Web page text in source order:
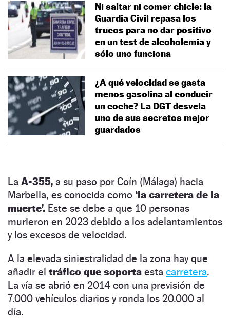
Ni saltar ni comer chicle: la
Guardia Civil repasa los
trucos para no dar positivo
en un test de alcoholemia y
sólo uno funciona
¿A qué velocidad se gasta
menos gasolina al conducir
un coche? La DGT desvela
uno de sus secretos mejor
guardados
La A-355, a su paso por Coín (Málaga) hacia
Marbella, es conocida como ‘la carretera de la
muerte’. Este se debe a que 10 personas
murieron en 2023 debido a los adelantamientos
y los excesos de velocidad.
A la elevada siniestralidad de la zona hay que
añadir el tráfico que soporta esta carretera.
La vía se abrió en 2014 con una previsión de
7.000 vehículos diarios y ronda los 20.000 al
día.